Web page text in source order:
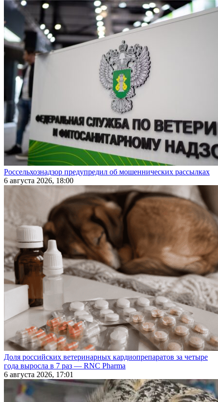
Россельхознадзор предупредил об мошеннических рассылках
6 августа 2026, 18:00
Доля российских ветеринарных кардиопрепаратов за четыре
года выросла в 7 раз — RNC Pharma
6 августа 2026, 17:01